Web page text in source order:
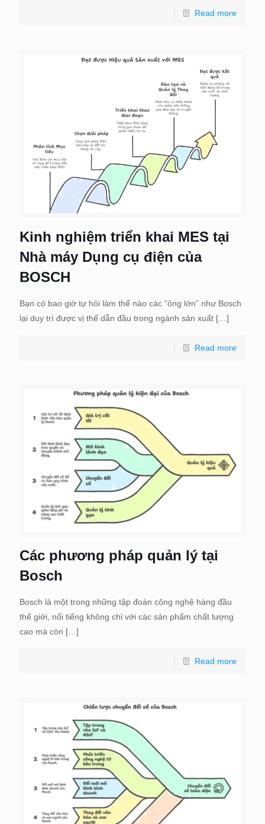
Read more
Kinh nghiệm triển khai MES tại
Nhà máy Dụng cụ điện của
BOSCH
Bạn có bao giờ tự hỏi làm thế nào các “ông lớn” như Bosch
lại duy trì được vị thế dẫn đầu trong ngành sản xuất […]
Read more
Các phương pháp quản lý tại
Bosch
Bosch là một trong những tập đoàn công nghệ hàng đầu
thế giới, nổi tiếng không chỉ với các sản phẩm chất lượng
cao mà còn […]
Read more